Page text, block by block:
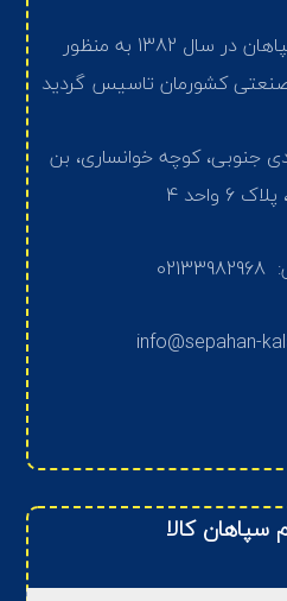
شرکت کالای صنعتی سپاهان در سال 1382 به منظور
کشورمان تاسیس گردید
جنوبی، کوچه خوانساری، بن
واحد 4
سپاهان کالا